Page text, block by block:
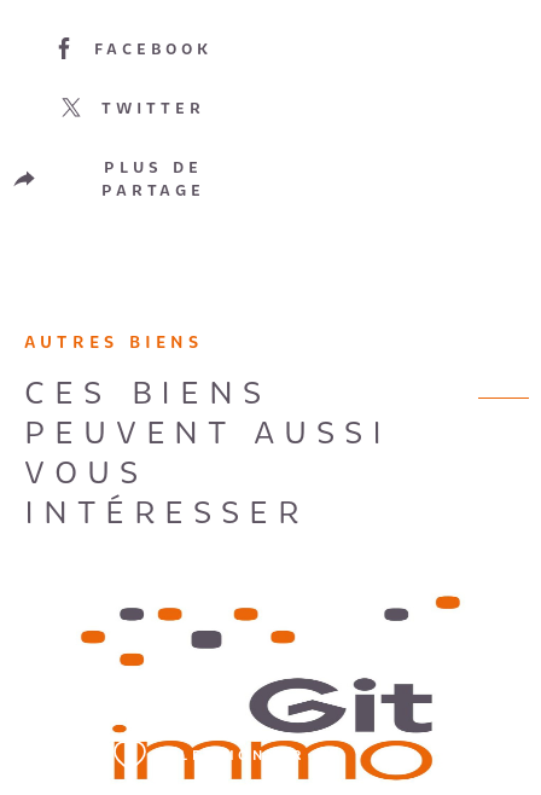
FACEBOOK
TWITTER
PLUS DE
PARTAGE
AUTRES BIENS
CES BIENS
PEUVENT AUSSI
VOUS
INTÉRESSER
SÉLECTIONNER
VOIR LE BIEN